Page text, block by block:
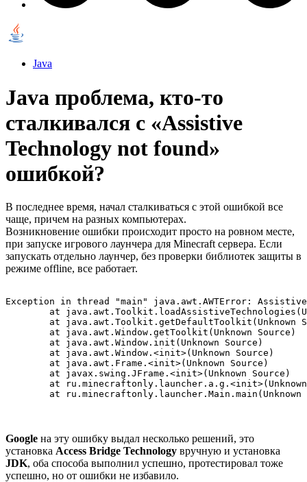
Java
Java проблема, кто-то
сталкивался с «Assistive
Technology not found»
ошибкой?
В последнее время, начал сталкиваться с этой ошибкой все
чаще, причем на разных компьютерах.
Возникновение ошибки происходит просто на ровном месте,
при запуске игрового лаунчера для Minecraft сервера. Если
запускать отдельно лаунчер, без проверки библиотек защиты в
режиме offline, все работает.
Exception in thread "main" java.awt.AWTError:
at ru.minecraftonly.launcher.Main.main(Unknown
Google на эту ошибку выдал несколько решений, это
установка Access Bridge Technology вручную и установка
JDK, оба способа выполнил успешно, протестировал тоже
успешно, но от ошибки не избавило.